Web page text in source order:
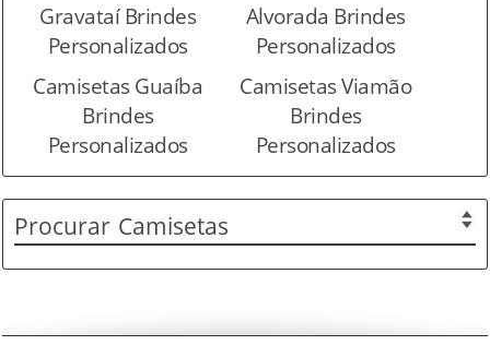
Gravataí Brindes
Personalizados
Alvorada Brindes
Personalizados
Camisetas Guaíba
Brindes
Personalizados
Camisetas Viamão
Brindes
Personalizados
Procurar Camisetas